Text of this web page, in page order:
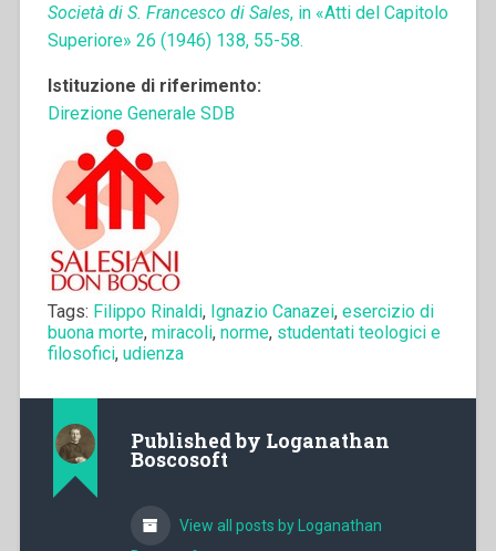
Società di S. Francesco di Sales, in «Atti del Capitolo
Superiore» 26 (1946) 138, 55-58.
Istituzione di riferimento:
Direzione Generale SDB
Tags: Filippo Rinaldi, Ignazio Canazei, esercizio di
buona morte, miracoli, norme, studentati teologici e
filosofici, udienza
Published by Loganathan
Boscosoft
View all posts by Loganathan